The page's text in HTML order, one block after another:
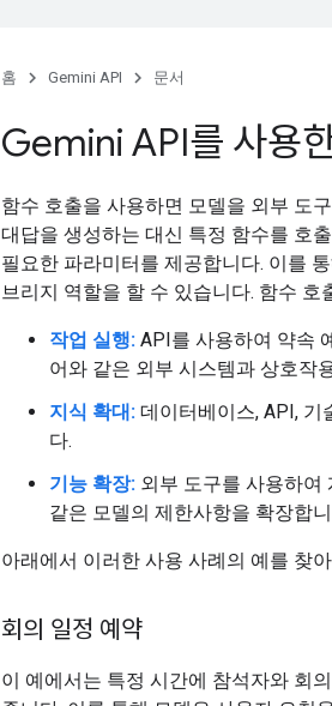
홈 Gemini API 문서
Gemini API를 사용
함수 호출을 사용하면 모델을 외부 도
대답을 생성하는 대신 특정 함수를 호
필요한 파라미터를 제공합니다. 이를
브리지 역할을 할 수 있습니다. 함수
작업 실행: API를 사용하여 약속
어와 같은 외부 시스템과 상호작
지식 확대: 데이터베이스, API, 기
다.
기능 확장: 외부 도구를 사용하여
같은 모델의 제한사항을 확장합
아래에서 이러한 사용 사례의 예를 찾
회의 일정 예약
이 예에서는 특정 시간에 참석자와 회